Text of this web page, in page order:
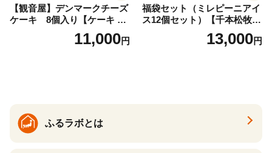
【観音屋】デンマークチーズ
ケーキ 8個入り【ケーキ チ
ーズケーキ 人気スイーツ お
すすめスイーツ 神戸スイー
11,000円
福袋セット（ミレピーニアイ
ス12個セット）【千本松牧
場】 ns025-014-12 【デザー
ト 詰め合わせ ギフト】
13,000円
ふるラボとは